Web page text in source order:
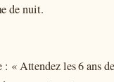
de nuit.
« Attendez les 6 ans